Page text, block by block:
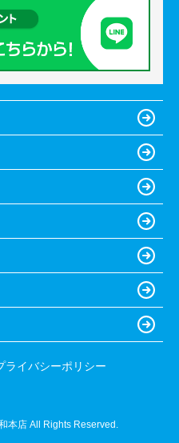
ライバシーポリシー
本店 All Rights Reserved.